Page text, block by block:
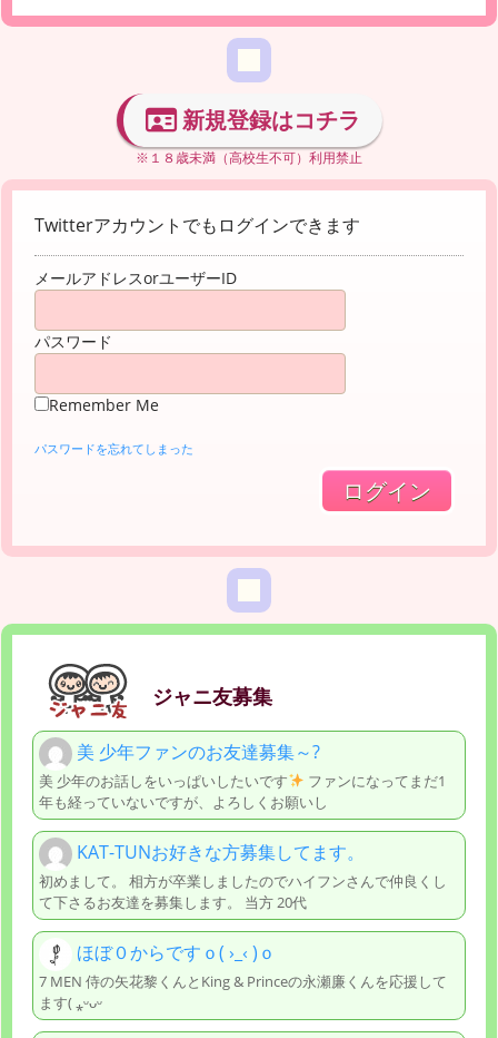
新規登録はコチラ
※１８歳未満（高校生不可）利用禁止
Twitterアカウントでもログインできます
メールアドレスorユーザーID
パスワード
Remember Me
パスワードを忘れてしまった
ジャニ友募集
美 少年ファンのお友達募集～?
美 少年のお話しをいっぱいしたいです
ファンになってまだ1
年も経っていないですが、よろしくお願いし
KAT-TUNお好きな方募集してます。
初めまして。 相方が卒業しましたのでハイフンさんで仲良くし
て下さるお友達を募集します。 当方 20代
ほぼ０からですｏ( ›_‹ )ｏ
7 MEN 侍の矢花黎くんとKing & Princeの永瀬廉くんを応援して
ます( ⁎ᵕᴗᵕ